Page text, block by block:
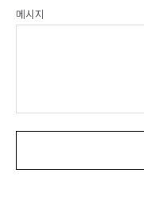
메시지